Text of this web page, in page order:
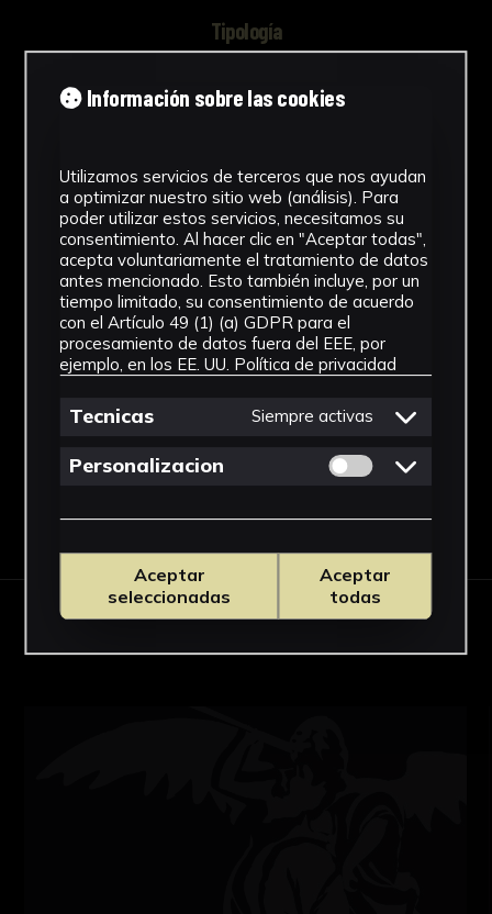
Tipología
1996
Ubicación
Laboratorio de Investigación
Patrimonio Cultural
Dimensiones
29,7 x 21 cm
Descargar Ficha
OBRAS RELACIONADAS
Información sobre las cookies
Utilizamos servicios de terceros que nos ayudan
a optimizar nuestro sitio web (análisis). Para
poder utilizar estos servicios, necesitamos su
consentimiento. Al hacer clic en "Aceptar todas",
acepta voluntariamente el tratamiento de datos
antes mencionado. Esto también incluye, por un
tiempo limitado, su consentimiento de acuerdo
con el Artículo 49 (1) (a) GDPR para el
procesamiento de datos fuera del EEE, por
ejemplo, en los EE. UU. Política de privacidad
Tecnicas Siempre activas
Personalizacion Permitir cookies
Aceptar
seleccionadas
Aceptar
todas